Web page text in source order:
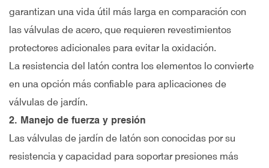
garantizan una vida útil más larga en comparación con
las válvulas de acero, que requieren revestimientos
protectores adicionales para evitar la oxidación.
La resistencia del latón contra los elementos lo convierte
en una opción más confiable para aplicaciones de
válvulas de jardín.
2. Manejo de fuerza y presión
Las válvulas de jardín de latón son conocidas por su
resistencia y capacidad para soportar presiones más